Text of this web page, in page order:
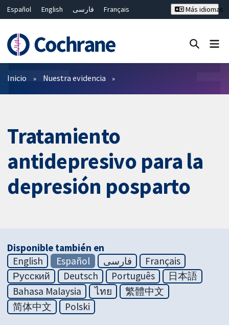
Español English فارسی
Français
Bahasa Malaysia
ไทย 繁體中文
Más idiomas
Filtros
Inicio Nuestra evidencia
Tratamiento
antidepresivo para la
depresión posparto
Disponible también en
English
Español فارسی
Français
Русский
Deutsch Português
日本語
Bahasa Malaysia
ไทย
繁體中文
简体中文
Polski